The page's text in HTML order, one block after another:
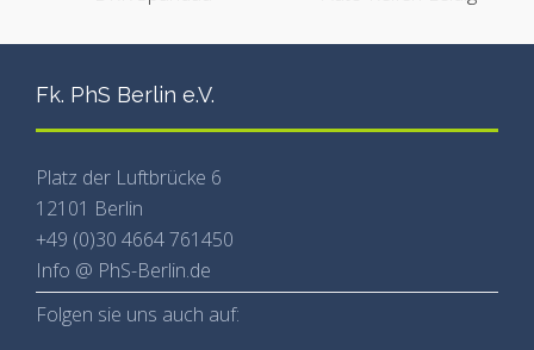
Fk. PhS Berlin e.V.
Platz der Luftbrücke 6
12101 Berlin
+49 (0)30 4664 761450
Info @ PhS-Berlin.de
Folgen sie uns auch auf: